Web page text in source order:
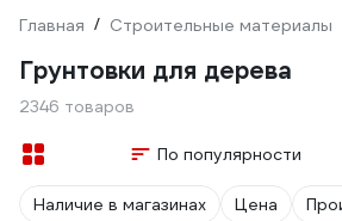
Главная / Строительные материалы
Грунтовки для дерева
2346 товаров
По популярности
Наличие в магазинах Цена